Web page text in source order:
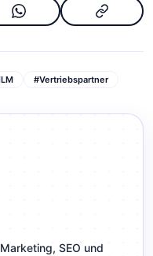
#Vertriebspartner
SEO und